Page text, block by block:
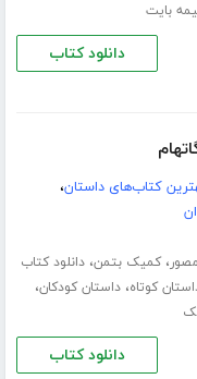
بایت
دانلود کتاب
کتاب‌های داستان،
،کمیک بتمن،دانلود کتاب
کوتاه،داستان کودکان،
دانلود کتاب